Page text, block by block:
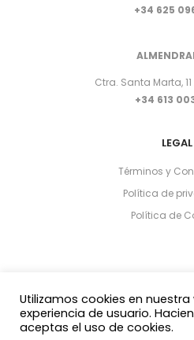
+34 625
Ctra. Santa Marta,
+34 613
LEGAL
Términos y
Política de
Política de
Utilizamos cookies en
experiencia de usuario.
aceptas el uso de cookies.